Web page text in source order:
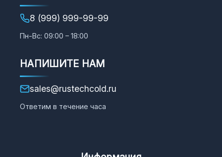
8 (999) 999-99-99
Пн-Вс: 09:00 – 18:00
НАПИШИТЕ НАМ
sales@rustechcold.ru
Ответим в течение часа